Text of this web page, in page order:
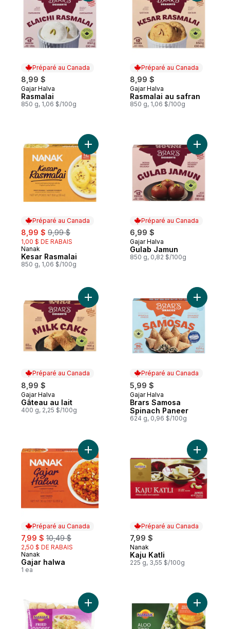
Préparé au Canada
8,99 $
Préparé au Canada
Gajar Halva
Rasmalai
850 g, 1,06 $/100g
Préparé au Canada
8,99 $
Préparé au Canada
Gajar Halva
Rasmalai au safran
850 g, 1,06 $/100g
Préparé au Canada
sale:
8,99 $ , formerly:
9,99 $
1,00 $ DE RABAIS
Préparé au Canada
Nanak
Kesar Rasmalai
850 g, 1,06 $/100g
Ajouter Kesar Rasmalai au panier
Préparé au Canada
6,99 $
Préparé au Canada
Gajar Halva
Gulab Jamun
850 g, 0,82 $/100g
Ajouter
Préparé au Canada
8,99 $
Préparé au Canada
Gajar Halva
Gâteau au lait
400 g, 2,25 $/100g
Ajouter Gâteau au lait au panier
Préparé au Canada
5,99 $
Préparé au Canada
Gajar Halva
Brars Samosa
Spinach Paneer
624 g, 0,96 $/100g
Ajouter
Préparé au Canada
sale:
7,99 $ , formerly:
10,49 $
2,50 $ DE RABAIS
Préparé au Canada
Nanak
Gajar halwa
1 ea
Ajouter Gajar halwa au panier
Préparé au Canada
7,99 $
Préparé au Canada
Nanak
Kaju Katli
225 g, 3,55 $/100g
Ajouter
Ajouter Fromage paneer frit au panier
Ajouter